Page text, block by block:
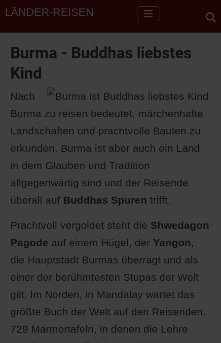
LÄNDER-REISEN
Burma - Buddhas liebstes
Kind
Nach
Burma zu reisen bedeutet, märchenhafte
Landschaften und prachtvolle Bauten zu
erkunden. Burma ist aber auch ein Land
in dem Glauben und Tradition
allgegenwärtig sind und der Reisende
überall aufBuddhas Spuren trifft.
Prachtvoll vergoldet steht die Shwedagon
Pagode auf einem Hügel, der Yangon,
die Hauptstadt Burmas überragt und als
einer der berühmtesten Stupas der Welt
gilt. Im Norden, in Mandalay wartet das
größte Buch der Welt auf den Reisenden.
729 Marmortafeln, in denen die Lehre